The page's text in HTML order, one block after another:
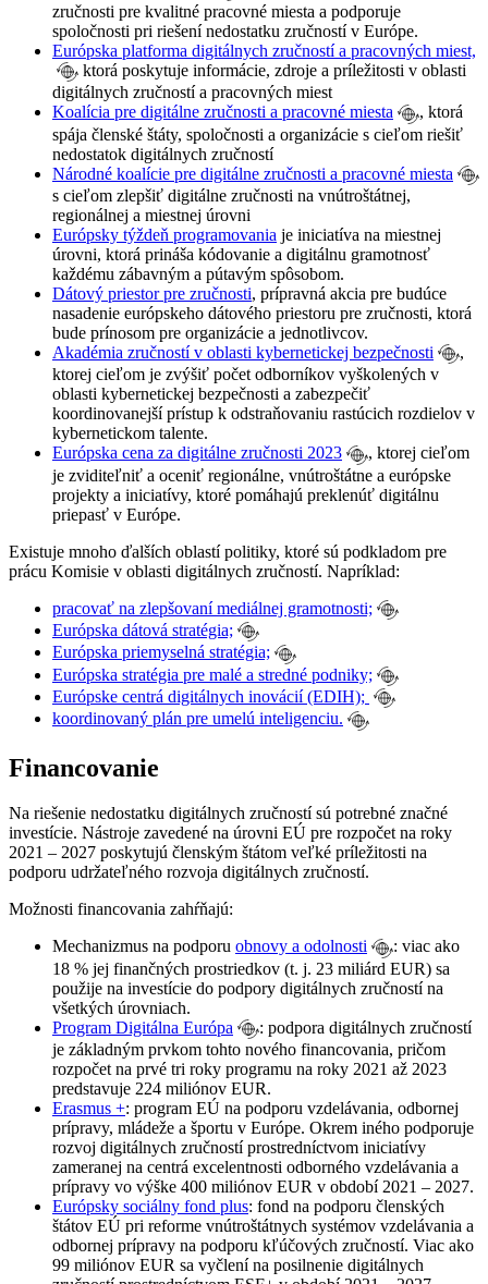
zručnosti pre kvalitné pracovné miesta a podporuje
spoločnosti pri riešení nedostatku zručností v Európe.
Európska platforma digitálnych zručností a pracovných miest,
ktorá poskytuje informácie, zdroje a príležitosti v oblasti
digitálnych zručností a pracovných miest
Koalícia pre digitálne zručnosti a pracovné miesta
, ktorá
spája členské štáty, spoločnosti a organizácie s cieľom riešiť
nedostatok digitálnych zručností
Národné koalície pre digitálne zručnosti a pracovné miesta
s cieľom zlepšiť digitálne zručnosti na vnútroštátnej,
regionálnej a miestnej úrovni
Európsky týždeň programovania je iniciatíva na miestnej
úrovni, ktorá prináša kódovanie a digitálnu gramotnosť
každému zábavným a pútavým spôsobom.
Dátový priestor pre zručnosti, prípravná akcia pre budúce
nasadenie európskeho dátového priestoru pre zručnosti, ktorá
bude prínosom pre organizácie a jednotlivcov.
Akadémia zručností v oblasti kybernetickej bezpečnosti
,
ktorej cieľom je zvýšiť počet odborníkov vyškolených v
oblasti kybernetickej bezpečnosti a zabezpečiť
koordinovanejší prístup k odstraňovaniu rastúcich rozdielov v
kybernetickom talente.
Európska cena za digitálne zručnosti 2023
, ktorej cieľom
je zviditeľniť a oceniť regionálne, vnútroštátne a európske
projekty a iniciatívy, ktoré pomáhajú preklenúť digitálnu
priepasť v Európe.
Existuje mnoho ďalších oblastí politiky, ktoré sú podkladom pre
prácu Komisie v oblasti digitálnych zručností. Napríklad:
pracovať na zlepšovaní mediálnej gramotnosti;
Európska dátová stratégia;
Európska priemyselná stratégia;
Európska stratégia pre malé a stredné podniky;
Európske centrá digitálnych inovácií (EDIH);
koordinovaný plán pre umelú inteligenciu.
Financovanie
Na riešenie nedostatku digitálnych zručností sú potrebné značné
investície. Nástroje zavedené na úrovni EÚ pre rozpočet na roky
2021 – 2027 poskytujú členským štátom veľké príležitosti na
podporu udržateľného rozvoja digitálnych zručností.
Možnosti financovania zahŕňajú:
Mechanizmus na podporu obnovy a odolnosti
: viac ako
18 % jej finančných prostriedkov (t. j. 23 miliárd EUR) sa
použije na investície do podpory digitálnych zručností na
všetkých úrovniach.
Program Digitálna Európa
: podpora digitálnych zručností
je základným prvkom tohto nového financovania, pričom
rozpočet na prvé tri roky programu na roky 2021 až 2023
predstavuje 224 miliónov EUR.
Erasmus +: program EÚ na podporu vzdelávania, odbornej
prípravy, mládeže a športu v Európe. Okrem iného podporuje
rozvoj digitálnych zručností prostredníctvom iniciatívy
zameranej na centrá excelentnosti odborného vzdelávania a
prípravy vo výške 400 miliónov EUR v období 2021 – 2027.
Európsky sociálny fond plus: fond na podporu členských
štátov EÚ pri reforme vnútroštátnych systémov vzdelávania a
odbornej prípravy na podporu kľúčových zručností. Viac ako
99 miliónov EUR sa vyčlení na posilnenie digitálnych